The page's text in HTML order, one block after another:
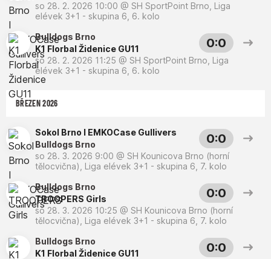
so 28. 2. 2026 10:00 @ SH SportPoint Brno Liga
elévek 3+1 - skupina 6, 6. kolo
Bulldogs Brno
K1 Florbal Židenice GU11
0:0
so 28. 2. 2026 11:25 @ SH SportPoint Brno Liga
elévek 3+1 - skupina 6, 6. kolo
BŘEZEN 2026
Sokol Brno I EMKOCase Gullivers
Bulldogs Brno
0:0
so 28. 3. 2026 9:00 @ SH Kounicova Brno (horní
tělocvična)
Liga elévek 3+1 - skupina 6, 7. kolo
Bulldogs Brno
TROOPERS Girls
0:0
so 28. 3. 2026 10:25 @ SH Kounicova Brno (horní
tělocvična)
Liga elévek 3+1 - skupina 6, 7. kolo
Bulldogs Brno
K1 Florbal Židenice GU11
0:0